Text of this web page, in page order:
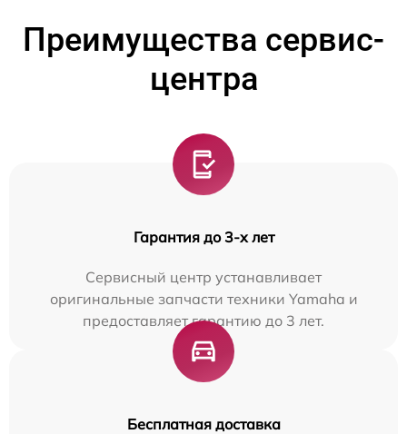
Преимущества сервис-
центра
Гарантия до 3-х лет
Сервисный центр устанавливает
оригинальные запчасти техники Yamaha и
предоставляет гарантию до 3 лет.
Бесплатная доставка